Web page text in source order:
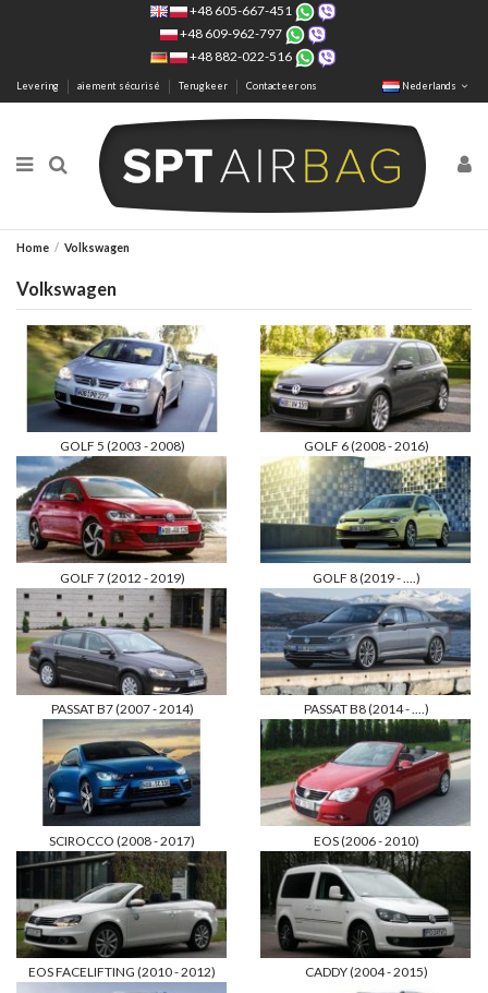
+48 605-667-451
+48 609-962-797
+48 882-022-516
Levering aiement sécurisé Terugkeer Contacteer ons Nederlands
Home Volkswagen
Volkswagen
GOLF 5 (2003 - 2008) GOLF 6 (2008 - 2016)
GOLF 7 (2012 - 2019) GOLF 8 (2019 - ....)
PASSAT B7 (2007 - 2014) PASSAT B8 (2014 - ....)
SCIROCCO (2008 - 2017) EOS (2006 - 2010)
EOS FACELIFTING (2010 - 2012) CADDY (2004 - 2015)